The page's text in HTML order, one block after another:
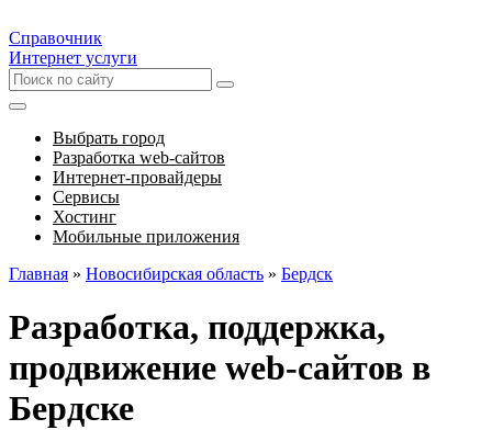
Справочник
Интернет услуги
Выбрать город
Разработка web-сайтов
Интернет-провайдеры
Сервисы
Хостинг
Мобильные приложения
Главная » Новосибирская область » Бердск
Разработка, поддержка,
продвижение web-сайтов в
Бердске